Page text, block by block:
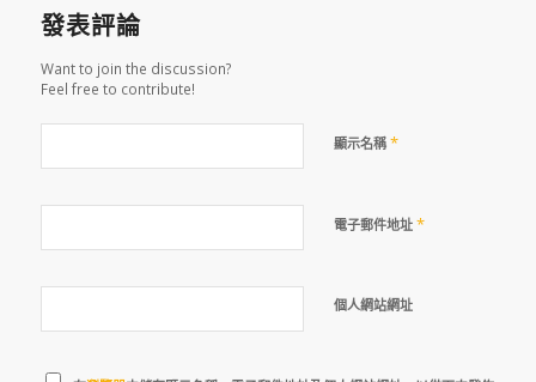
發表評論
Want to join the discussion?
Feel free to contribute!
顯示名稱 *
電子郵件地址 *
個人網站網址